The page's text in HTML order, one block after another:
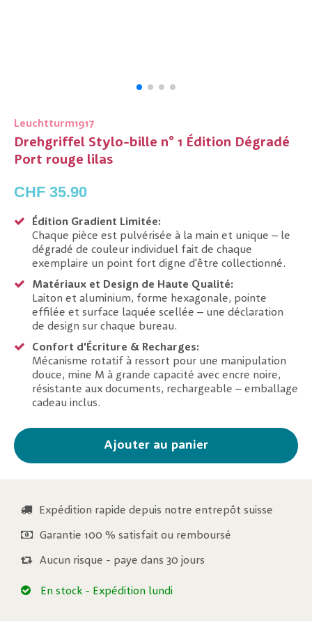
Leuchtturm1917
Drehgriffel Stylo-bille n° 1 Édition Dégradé
Port rouge lilas
CHF 35.90
Édition Gradient Limitée:
Chaque pièce est pulvérisée à la main et unique – le
dégradé de couleur individuel fait de chaque
exemplaire un point fort digne d'être collectionné.
Matériaux et Design de Haute Qualité:
Laiton et aluminium, forme hexagonale, pointe
effilée et surface laquée scellée – une déclaration
de design sur chaque bureau.
Confort d'Écriture & Recharges:
Mécanisme rotatif à ressort pour une manipulation
douce, mine M à grande capacité avec encre noire,
résistante aux documents, rechargeable – emballage
cadeau inclus.
Ajouter au panier
Expédition rapide depuis notre entrepôt suisse
Garantie 100 % satisfait ou remboursé
Aucun risque - paye dans 30 jours
En stock - Expédition lundi